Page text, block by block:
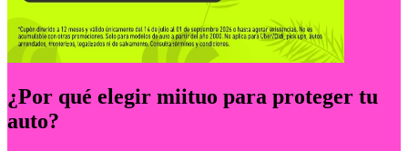
¿Por qué elegir miituo para proteger tu
auto?